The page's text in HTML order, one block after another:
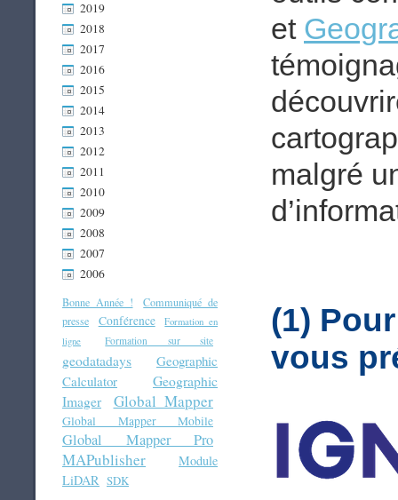
2019
2018
2017
2016
2015
2014
2013
2012
2011
2010
2009
2008
2007
2006
Bonne Année !
Communiqué de
presse
Conférence
Formation en
ligne
Formation sur site
geodatadays
Geographic
Calculator
Geographic
Imager
Global Mapper
Global Mapper Mobile
Global Mapper Pro
MAPublisher
Module
LiDAR SDK
et
malgré
(1)
vous